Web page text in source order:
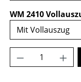
WM 2410
Produkt